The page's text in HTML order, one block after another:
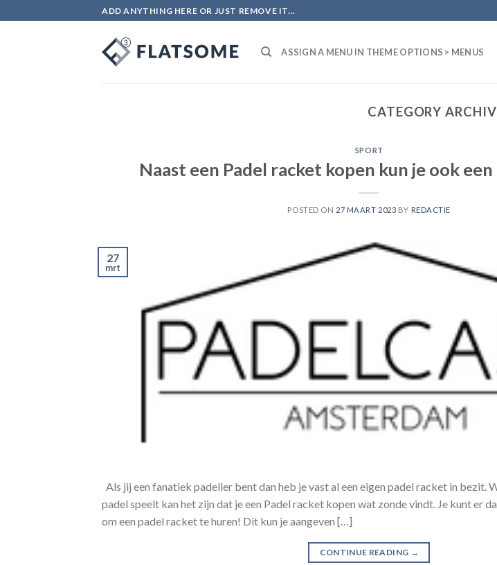
to
ADD ANYTHING HERE OR JUST REMOVE IT...
ASSIGN A MENU IN THEME OPTIONS > MENUS
CATEGORY
SPORT
Naast een Padel racket kopen kun je ook
POSTED ON 27 MAART 2023 BY REDACTIE
27
mrt
Als jij een fanatiek padeller bent dan heb je vast al een eigen padel racket in bezit.
padel speelt kan het zijn dat je een Padel racket kopen wat zonde vindt. Je kunt er
om een padel racket te huren! Dit kun je aangeven […]
CONTINUE READING →